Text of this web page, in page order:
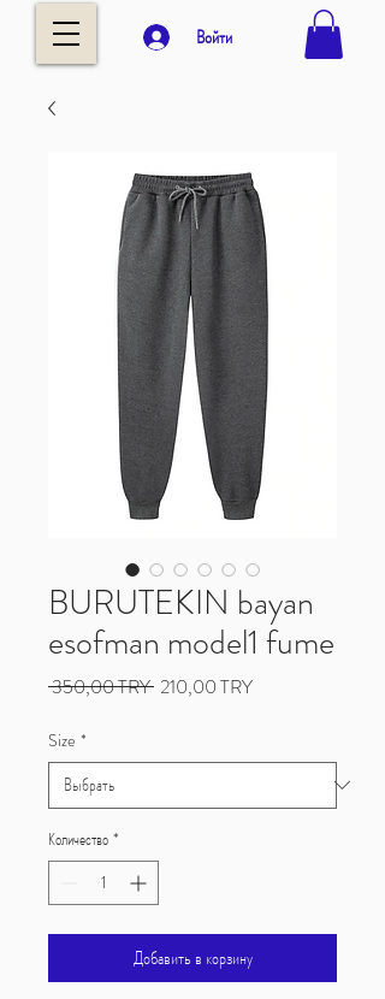
Войти
BURUTEKIN bayan
esofman model1 fume
350,00 TRY Обычная
210,00 TRYСпеццена
Size *
Количество *
Добавить в корзину